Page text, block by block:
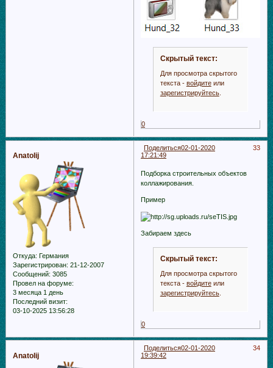
Скрытый текст:
Для просмотра скрытого
текста - войдитеили
зарегистрируйтесь.
0
Поделиться 33
02-01-2020
17:21:49
Anatolij
Откуда: Германия
Зарегистрирован: 21-12-2007
Сообщений: 3085
Провел на форуме:
3 месяца 1 день
Последний визит:
03-10-2025 13:56:28
Подборка строительных объектов
коллажирования.
Пример
Забираем здесь
Скрытый текст:
Для просмотра скрытого
текста - войдитеили
зарегистрируйтесь.
0
Поделиться 34
02-01-2020
19:39:42
Anatolij